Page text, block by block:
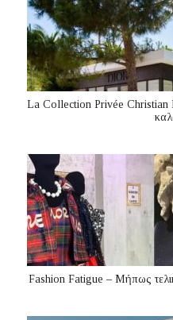
La Collection Privée
Fashion Fatigue – Μήπως